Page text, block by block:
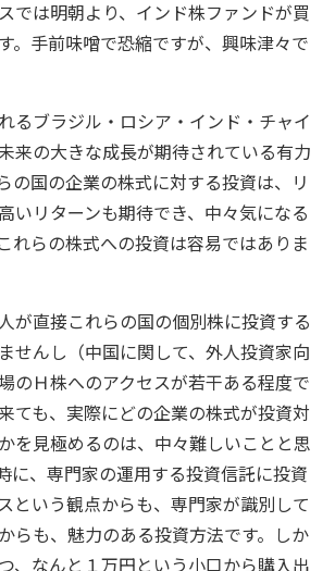
では明朝より、インド株ファンドが買
。手前味噌で恐縮ですが、興味津々で
るブラジル・ロシア・インド・チャイ
来の大きな成長が期待されている有力
の国の企業の株式に対する投資は、リ
いリターンも期待でき、中々気になる
れらの株式への投資は容易ではありま
が直接これらの国の個別株に投資する
せんし（中国に関して、外人投資家向
のＨ株へのアクセスが若干ある程度で
ても、実際にどの企業の株式が投資対
を見極めるのは、中々難しいことと思
に、専門家の運用する投資信託に投資
という観点からも、専門家が識別して
らも、魅力のある投資方法です。しか
、なんと１万円という小口から購入出